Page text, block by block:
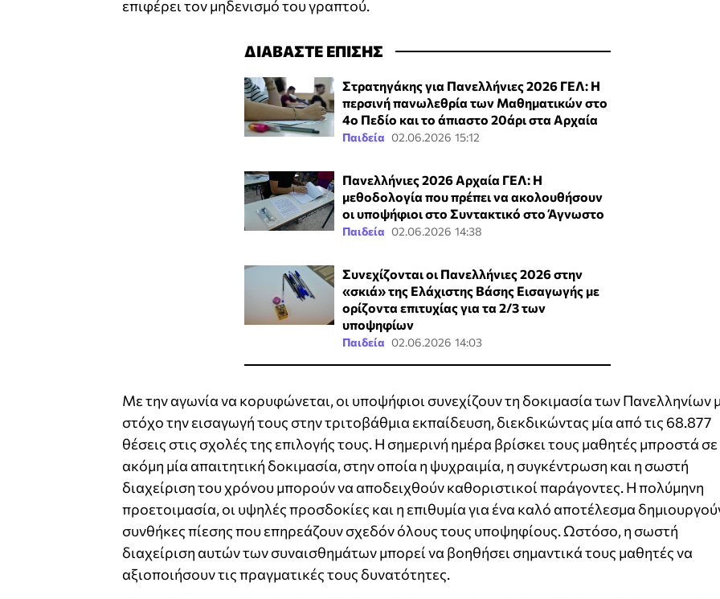
επιφέρει τον μηδενισμό του γραπτού.
ΔΙΑΒΑΣΤΕ ΕΠΙΣΗΣ
Στρατηγάκης για Πανελλήνιες 2026 ΓΕΛ: Η
περσινή πανωλεθρία των Μαθηματικών στο
4ο Πεδίο και το άπιαστο 20άρι στα Αρχαία
Παιδεία 02.06.2026 15:12
Πανελλήνιες 2026 Αρχαία ΓΕΛ: Η
μεθοδολογία που πρέπει να ακολουθήσουν
οι υποψήφιοι στο Συντακτικό στο Άγνωστο
Παιδεία 02.06.2026 14:38
Συνεχίζονται οι Πανελλήνιες 2026 στην
«σκιά» της Ελάχιστης Βάσης Εισαγωγής με
ορίζοντα επιτυχίας για τα 2/3 των
υποψηφίων
Παιδεία 02.06.2026 14:03
Με την αγωνία να κορυφώνεται, οι υποψήφιοι συνεχίζουν τη δοκιμασία των Πανελληνίων
στόχο την εισαγωγή τους στην τριτοβάθμια εκπαίδευση, διεκδικώντας μία από τις 68.877
θέσεις στις σχολές της επιλογής τους. Η σημερινή ημέρα βρίσκει τους μαθητές μπροστά σε
ακόμη μία απαιτητική δοκιμασία, στην οποία η ψυχραιμία, η συγκέντρωση και η σωστή
διαχείριση του χρόνου μπορούν να αποδειχθούν καθοριστικοί παράγοντες. Η πολύμηνη
προετοιμασία, οι υψηλές προσδοκίες και η επιθυμία για ένα καλό αποτέλεσμα
συνθήκες πίεσης που επηρεάζουν σχεδόν όλους τους υποψηφίους. Ωστόσο, η σωστή
διαχείριση αυτών των συναισθημάτων μπορεί να βοηθήσει σημαντικά τους μαθητές να
αξιοποιήσουν τις πραγματικές τους δυνατότητες.